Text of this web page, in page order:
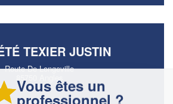
TEXIER JUSTIN
Route De Longeville
Vous êtes un
professionnel ?